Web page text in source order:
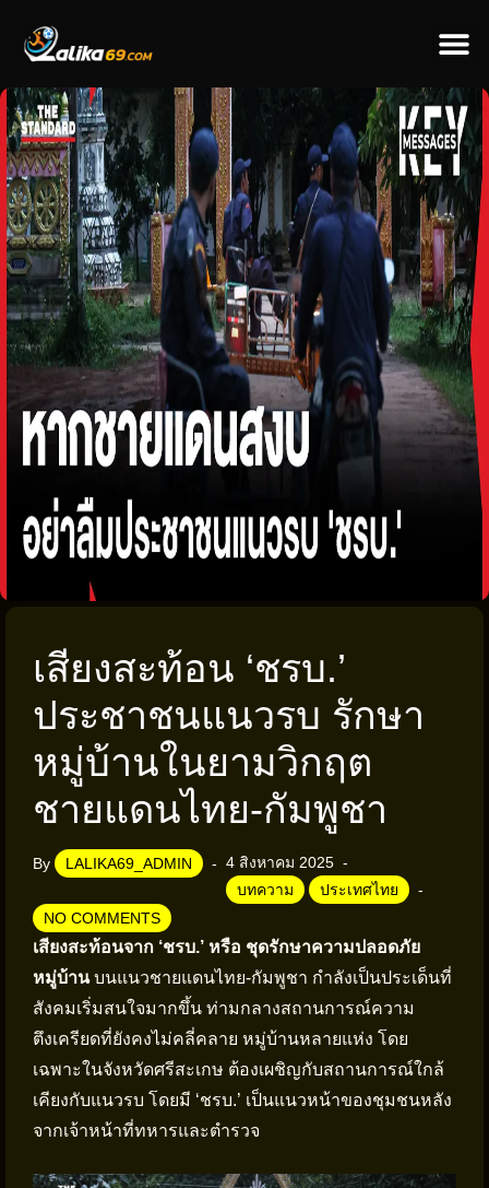
เสียงสะท้อน ‘ชรบ.’
ประชาชนแนวรบ รักษา
หมู่บ้านในยามวิกฤต
ชายแดนไทย-กัมพูชา
By LALIKA69_ADMIN
4 สิงหาคม 2025
บทความ
ประเทศไทย
NO COMMENTS
เสียงสะท้อนจาก ‘ชรบ.’ หรือ ชุดรักษาความปลอดภัย
หมู่บ้านบนแนวชายแดนไทย-กัมพูชา กำลังเป็นประเด็นที่
สังคมเริ่มสนใจมากขึ้น ท่ามกลางสถานการณ์ความ
ตึงเครียดที่ยังคงไม่คลี่คลาย หมู่บ้านหลายแห่ง โดย
เฉพาะในจังหวัดศรีสะเกษ ต้องเผชิญกับสถานการณ์ใกล้
เคียงกับแนวรบ โดยมี ‘ชรบ.’ เป็นแนวหน้าของชุมชนหลัง
จากเจ้าหน้าที่ทหารและตำรวจ